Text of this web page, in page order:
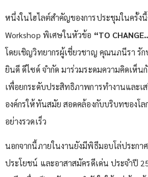
หนึ่งในไฮไลต์สำคัญของการประชุมในครั้งนี้
Workshop พิเศษในหัวข้อ “TO
โดยเชิญวิทยากรผู้เชี่ยวชาญ คุณนภนีรา รั
ยินดี ดีไซด์ จำกัด มาร่วมระดมความคิดเห็น
เพื่อยกระดับประสิทธิภาพการทำงานและ
องค์กรให้ทันสมัย สอดคล้องกับบริบทของโ
อย่างรวดเร็ว
นอกจากนี้ภายในงานยังมีพิธีมอบโล่ประก
ประโยชน์ และอาสาสมัครดีเด่น ประจำปี